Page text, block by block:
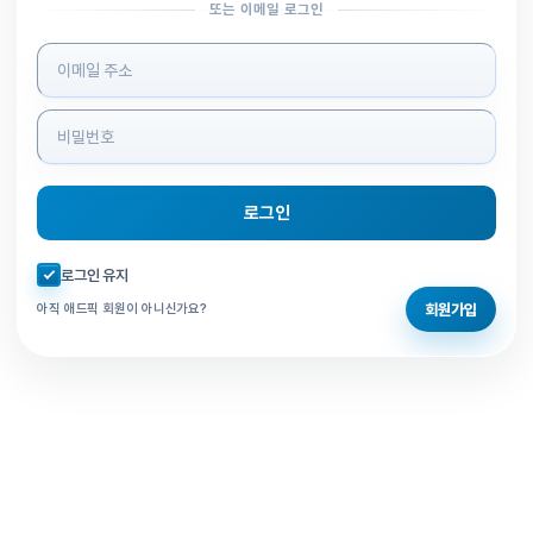
또는 이메일 로그인
로그인 정보 입력
로그인
자동로그인 체크
로그인 유지
아직 애드픽 회원이 아니신가요? 회원가입